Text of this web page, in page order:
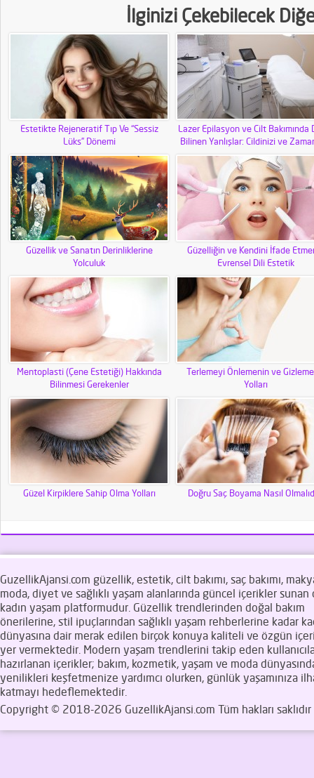
İlginizi Çekebilecek
Estetikte Rejeneratif Tıp Ve “Sessiz
Lüks” Dönemi
Lazer Epilasyon ve Cilt Bakımında
Bilinen Yanlışlar: Cildinizi ve
Riske Atmayın!
Güzellik ve Sanatın Derinliklerine
Yolculuk
Güzelliğin ve Kendini İfade
Evrensel Dili Estetik
Mentoplasti (Çene Estetiği) Hakkında
Bilinmesi Gerekenler
Terlemeyi Önlemenin ve
Yolları
Güzel Kirpiklere Sahip Olma Yolları Doğru Saç Boyama Nasıl
GuzellikAjansi.com güzellik, estetik, cilt bakımı, saç bakımı,
moda, diyet ve sağlıklı yaşam alanlarında güncel içerikler
kadın yaşam platformudur. Güzellik trendlerinden doğal bakım
önerilerine, stil ipuçlarından sağlıklı yaşam rehberlerine kadar
dünyasına dair merak edilen birçok konuya kaliteli ve özgün
yer vermektedir. Modern yaşam trendlerini takip eden
hazırlanan içerikler; bakım, kozmetik, yaşam ve moda
yenilikleri keşfetmenize yardımcı olurken, günlük yaşamınıza
katmayı hedeflemektedir.
Copyright © 2018-2026 GuzellikAjansi.com Tüm hakları saklıdır